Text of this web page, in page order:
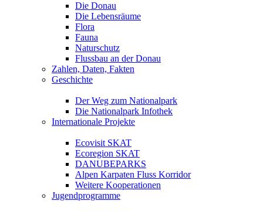
Die Donau
Die Lebensräume
Flora
Fauna
Naturschutz
Flussbau an der Donau
Zahlen, Daten, Fakten
Geschichte
Der Weg zum Nationalpark
Die Nationalpark Infothek
Internationale Projekte
Ecovisit SKAT
Ecoregion SKAT
DANUBEPARKS
Alpen Karpaten Fluss Korridor
Weitere Kooperationen
Jugendprogramme